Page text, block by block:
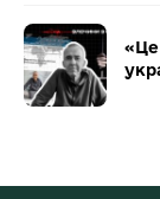
«Це